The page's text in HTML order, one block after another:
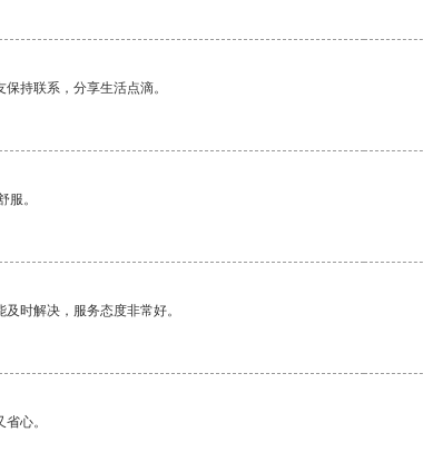
持联系，分享生活点滴。
服。
时解决，服务态度非常好。
心。